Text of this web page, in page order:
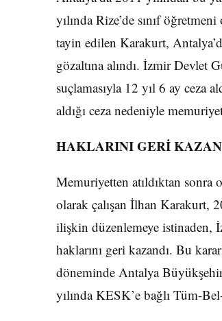
yılında Rize’de sınıf
tayin edilen Karakurt,
gözaltına alındı. İzmir Devlet
suçlamasıyla 12 yıl 6 ay ceza
aldığı ceza nedeniyle
HAKLARINI GERİ
Memuriyetten atıldıktan sonra
olarak çalışan İlhan Karakurt,
ilişkin düzenlemeye istinaden,
haklarını geri kazandı. Bu
döneminde Antalya
yılında KESK’e bağlı Tüm-